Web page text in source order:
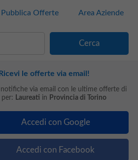
Pubblica Offerte Area Aziende
Ricevi le offerte via email!
notifiche via email con le ultime offerte di
per: Laureati in Provincia di Torino
Accedi con Google
Accedi con Facebook